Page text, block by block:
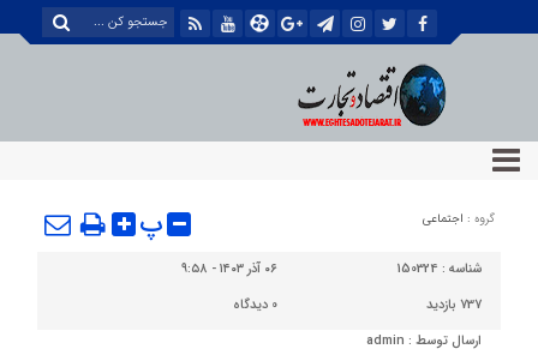
گروه : اجتماعی پ
شناسه : 150324
۰۶ آذر ۱۴۰۳ - ۹:۵۸
737 بازدید
0 دیدگاه
ارسال توسط : admin